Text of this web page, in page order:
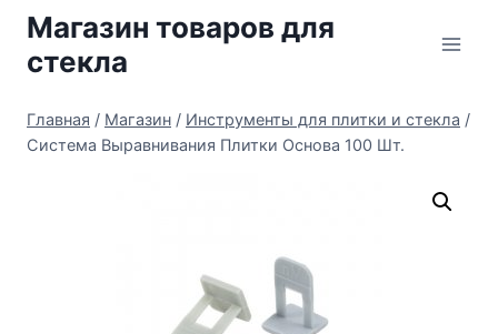
Перейти
содержимому
Магазин товаров для
стекла
Главная / Магазин / Инструменты для плитки и стекла /
Система Выравнивания Плитки Основа 100 Шт.